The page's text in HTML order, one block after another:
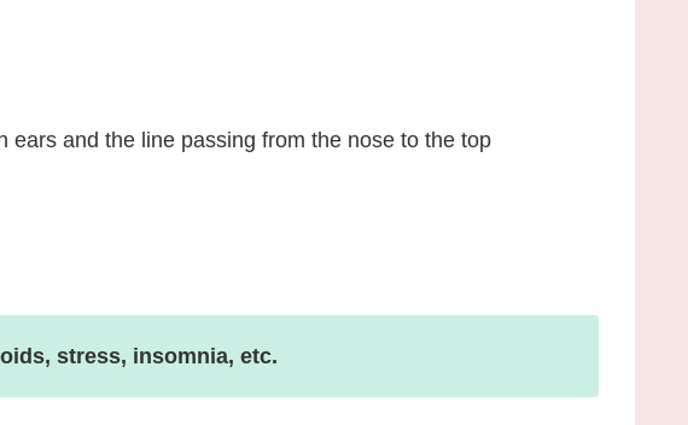
ears and the line passing from the nose to the top
stress, insomnia, etc.